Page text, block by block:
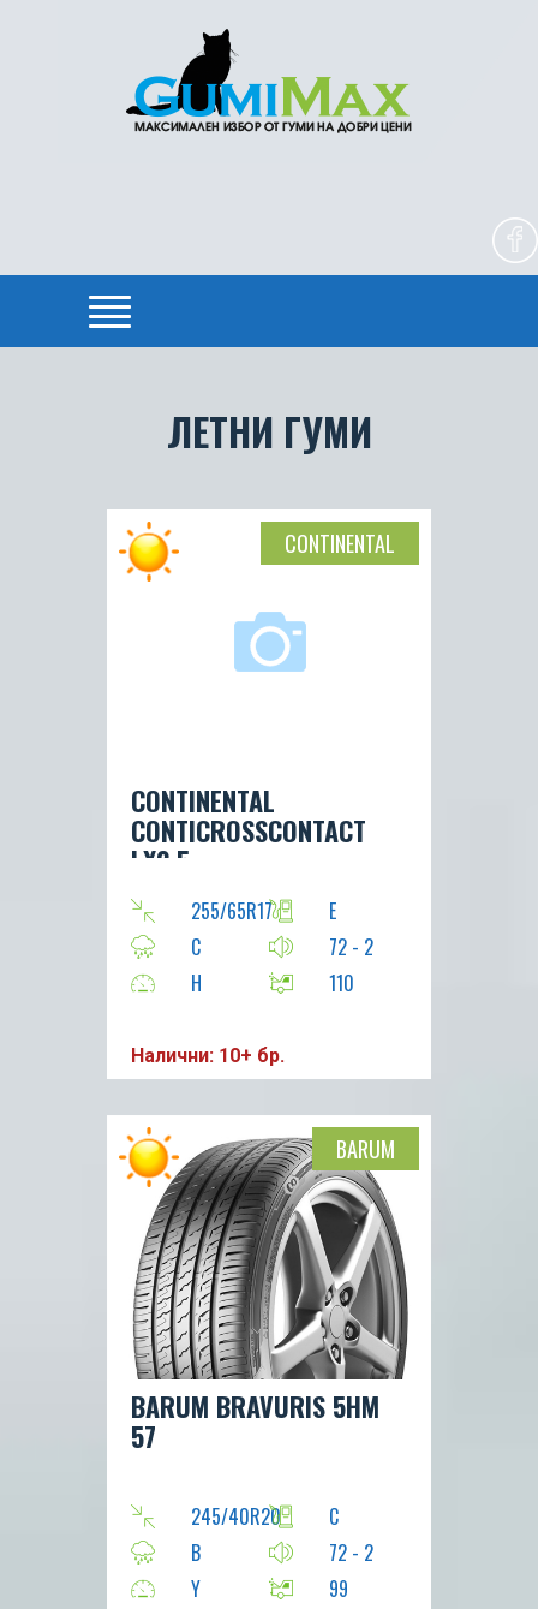
ЛЕТНИ ГУМИ
CONTINENTAL
CONTICROSSCONTACT
LX2 5
255/65R17
E
C
72 - 2
H
110
Налични: 10+ бр.
CONTINENTAL
BARUM BRAVURIS 5HM
57
245/40R20
C
B
72 - 2
Y
99
BARUM